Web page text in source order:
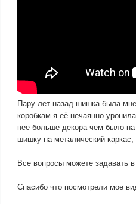
Пару лет назад шишка была
коробкам я её нечаянно
нее больше декора чем было
шишку на металический
Все вопросы можете задавать
Спасибо что посмотрели мое